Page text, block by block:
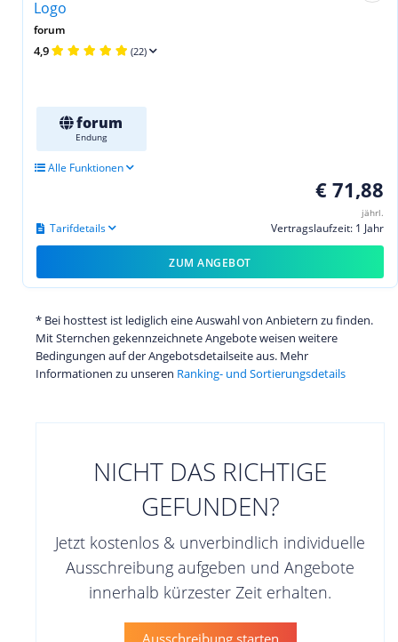
forum
4,9 (22)
forum
Endung
Alle Funktionen
€ 71,88
jährl.
Vertragslaufzeit: 1 Jahr
Tarifdetails
ZUM ANGEBOT
* Bei hosttest ist lediglich eine Auswahl von Anbietern zu finden.
Mit Sternchen gekennzeichnete Angebote weisen weitere
Bedingungen auf der Angebotsdetailseite aus. Mehr
Informationen zu unseren Ranking- und Sortierungsdetails
NICHT DAS RICHTIGE
GEFUNDEN?
Jetzt kostenlos & unverbindlich individuelle
Ausschreibung aufgeben und Angebote
innerhalb kürzester Zeit erhalten.
Ausschreibung starten